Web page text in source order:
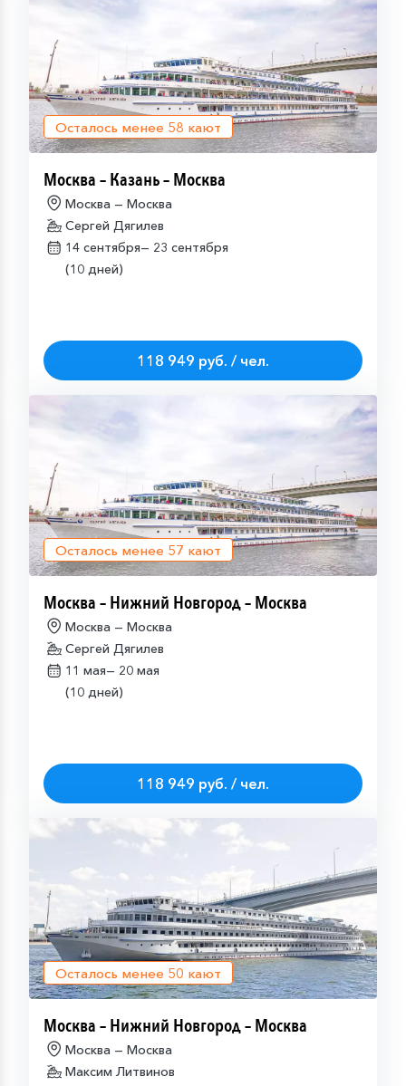
Осталось менее 58 кают
Москва – Казань – Москва
Москва — Москва
Сергей Дягилев
14 сентября— 23 сентября
(10 дней)
118 949 руб. / чел.
Осталось менее 57 кают
Москва – Нижний Новгород – Москва
Москва — Москва
Сергей Дягилев
11 мая— 20 мая
(10 дней)
118 949 руб. / чел.
Осталось менее 50 кают
Москва – Нижний Новгород – Москва
Москва — Москва
Максим Литвинов